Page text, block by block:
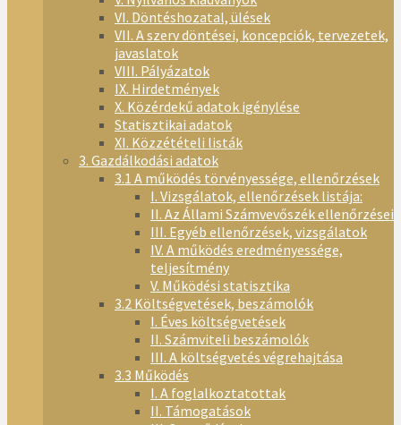
VI. Döntéshozatal, ülések
VII. A szerv döntései, koncepciók, tervezetek,
javaslatok
VIII. Pályázatok
IX. Hirdetmények
X. Közérdekű adatok igénylése
Statisztikai adatok
XI. Közzétételi listák
3. Gazdálkodási adatok
3.1 A működés törvényessége, ellenőrzések
I. Vizsgálatok, ellenőrzések listája:
II. Az Állami Számvevőszék ellenőrzései
III. Egyéb ellenőrzések, vizsgálatok
IV. A működés eredményessége,
teljesítmény
V. Működési statisztika
3.2 Költségvetések, beszámolók
I. Éves költségvetések
II. Számviteli beszámolók
III. A költségvetés végrehajtása
3.3 Működés
I. A foglalkoztatottak
II. Támogatások